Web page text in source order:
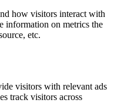
how visitors interact with
information on metrics the
etc.
visitors with relevant ads
track visitors across